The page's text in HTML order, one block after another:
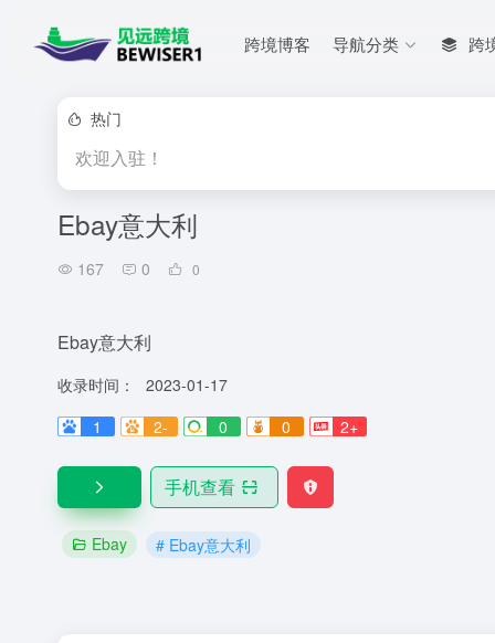
跨境博客 导航分类 跨
热门
欢迎入驻！
Ebay意大利
167 0 0
Ebay意大利
收录时间：
2023-01-17
1
2- 0 0 2+
手机查看
Ebay # Ebay意大利